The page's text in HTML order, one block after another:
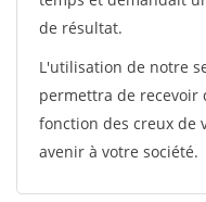
de résultat.
L'utilisation de notre
permettra de recevoir
fonction des creux de
avenir à votre société.